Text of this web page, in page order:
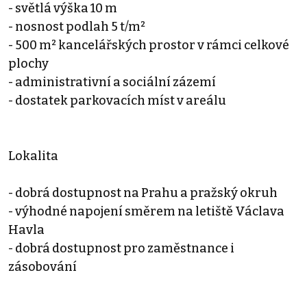
- světlá výška 10 m
- nosnost podlah 5 t/m²
- 500 m² kancelářských prostor v rámci celkové
plochy
- administrativní a sociální zázemí
- dostatek parkovacích míst v areálu
Lokalita
- dobrá dostupnost na Prahu a pražský okruh
- výhodné napojení směrem na letiště Václava
Havla
- dobrá dostupnost pro zaměstnance i
zásobování